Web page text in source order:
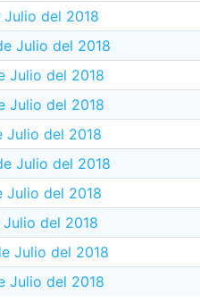
Julio del 2018
Julio del 2018
Julio del 2018
Julio del 2018
Julio del 2018
Julio del 2018
Julio del 2018
Julio del 2018
Julio del 2018
Julio del 2018